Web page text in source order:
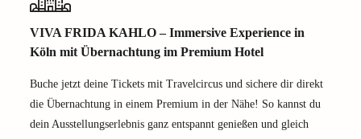
VIVA FRIDA KAHLO – Immersive Experience in
Köln mit Übernachtung im Premium Hotel
Buche jetzt deine Tickets mit Travelcircus und sichere dir direkt
die Übernachtung in einem Premium in der Nähe! So kannst du
dein Ausstellungserlebnis ganz entspannt genießen und gleich